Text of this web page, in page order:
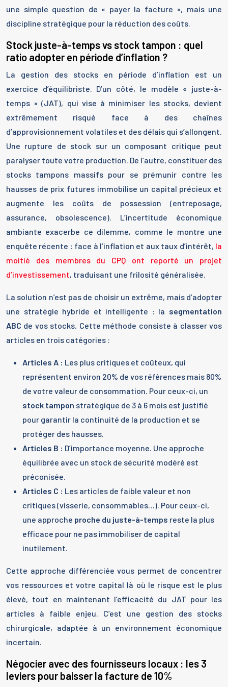
une simple question de « payer la facture », mais une
discipline stratégique pour la réduction des coûts.
Stock juste-à-temps vs stock tampon : quel
ratio adopter en période d’inflation ?
La gestion des stocks en période d’inflation est un
exercice d’équilibriste. D’un côté, le modèle « juste-à-
temps » (JAT), qui vise à minimiser les stocks, devient
extrêmement risqué face à des chaînes
d’approvisionnement volatiles et des délais qui s’allongent.
Une rupture de stock sur un composant critique peut
paralyser toute votre production. De l’autre, constituer des
stocks tampons massifs pour se prémunir contre les
hausses de prix futures immobilise un capital précieux et
augmente les coûts de possession (entreposage,
assurance, obsolescence). L’incertitude économique
ambiante exacerbe ce dilemme, comme le montre une
enquête récente : face à l’inflation et aux taux d’intérêt, la
moitié des membres du CPQ ont reporté un projet
d’investissement, traduisant une frilosité généralisée.
La solution n’est pas de choisir un extrême, mais d’adopter
une stratégie hybride et intelligente : la segmentation
ABC de vos stocks. Cette méthode consiste à classer vos
articles en trois catégories :
Articles A : Les plus critiques et coûteux, qui
représentent environ 20% de vos références mais 80%
de votre valeur de consommation. Pour ceux-ci, un
stock tampon stratégique de 3 à 6 mois est justifié
pour garantir la continuité de la production et se
protéger des hausses.
Articles B : D’importance moyenne. Une approche
équilibrée avec un stock de sécurité modéré est
préconisée.
Articles C : Les articles de faible valeur et non
critiques (visserie, consommables…). Pour ceux-ci,
une approche proche du juste-à-temps reste la plus
efficace pour ne pas immobiliser de capital
inutilement.
Cette approche différenciée vous permet de concentrer
vos ressources et votre capital là où le risque est le plus
élevé, tout en maintenant l’efficacité du JAT pour les
articles à faible enjeu. C’est une gestion des stocks
chirurgicale, adaptée à un environnement économique
incertain.
Négocier avec des fournisseurs locaux : les 3
leviers pour baisser la facture de 10%